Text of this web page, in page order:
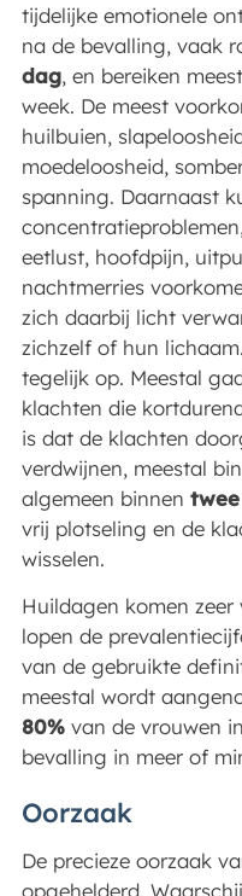
tijdelijke emotionele
na de bevalling, vaak
dag, en bereiken
week. De meest
huilbuien,
moedeloosheid,
spanning. Daarnaast
eetlust, hoofdpijn,
nachtmerries
zich daarbij licht
zichzelf of hun
tegelijk op. Meestal
klachten die
is dat de klachten
verdwijnen, meestal
algemeen binnen
vrij plotseling en de
wisselen.
Huildagen komen
lopen de
van de gebruikte
meestal wordt
80%van de vrouwen
bevalling in meer of
Oorzaak
De precieze oorzaak
opgehelderd.